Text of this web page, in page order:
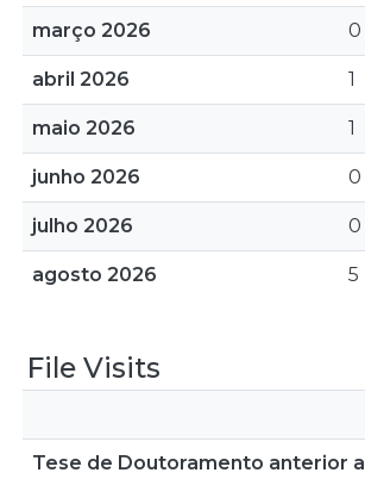
março 2026 0
abril 2026 1
maio 2026 1
junho 2026 0
julho 2026 0
agosto 2026 5
File Visits
Tese de Doutoramento anterior a